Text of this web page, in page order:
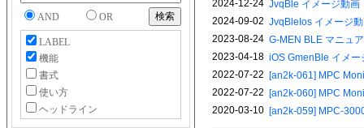
AND OR
LABEL
機能
書式
使い方
ヘッドライン